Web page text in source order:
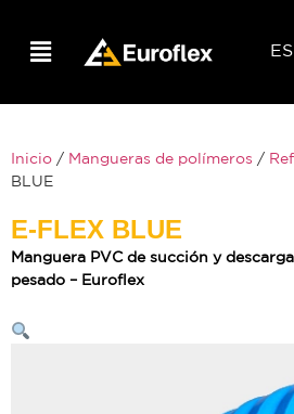
ES
Inicio / Mangueras de polímeros /
BLUE
E-FLEX BLUE
Manguera PVC de succión y
pesado – Euroflex